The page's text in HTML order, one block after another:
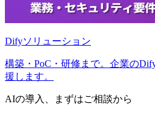
Difyソリューション
構築・PoC・研修まで。企業の
援します。
AIの導入、まずはご相談から